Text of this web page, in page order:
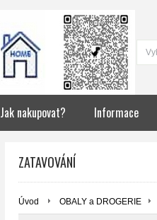
Jak nakupovat? Informace
ZATAVOVÁNÍ
Úvod OBALY a DROGERIE